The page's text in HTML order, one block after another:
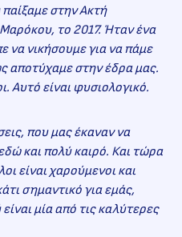
στην Ακτή
το 2017. Ήταν ένα
να νικήσουμε για να πάμε
αποτύχαμε στην έδρα μας.
Αυτό είναι φυσιολογικό.
που μας έκαναν να
και πολύ καιρό. Και τώρα
είναι χαρούμενοι και
σημαντικό για εμάς,
μία από τις καλύτερες